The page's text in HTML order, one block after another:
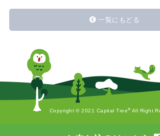
一覧にもどる
Copyright © 2021 Capital Tree® All Right